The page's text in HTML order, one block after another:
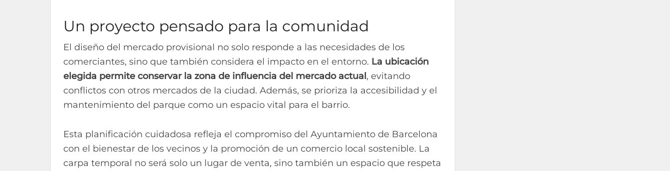
Un proyecto pensado para la comunidad
El diseño del mercado provisional no solo responde a las necesidades de los
comerciantes, sino que también considera el impacto en el entorno. La ubicación
elegida permite conservar la zona de influencia del mercado actual , evitando
conflictos con otros mercados de la ciudad. Además, se prioriza la accesibilidad y el
mantenimiento del parque como un espacio vital para el barrio.
Esta planificación cuidadosa refleja el compromiso del Ayuntamiento de Barcelona
con el bienestar de los vecinos y la promoción de un comercio local sostenible. La
carpa temporal no será solo un lugar de venta, sino también un espacio que respeta